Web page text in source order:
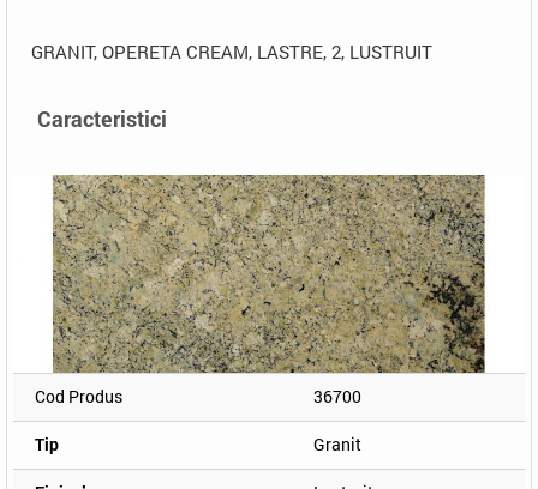
GRANIT, OPERETA CREAM, LASTRE, 2, LUSTRUIT
Caracteristici
Cod Produs 36700
Tip Granit